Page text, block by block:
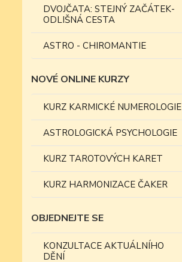
DVOJČATA: STEJNÝ ZAČÁTEK-
ODLIŠNÁ CESTA
ASTRO - CHIROMANTIE
NOVÉ ONLINE KURZY
KURZ KARMICKÉ NUMEROLOGIE
ASTROLOGICKÁ PSYCHOLOGIE
KURZ TAROTOVÝCH KARET
KURZ HARMONIZACE ČAKER
OBJEDNEJTE SE
KONZULTACE AKTUÁLNÍHO
DĚNÍ